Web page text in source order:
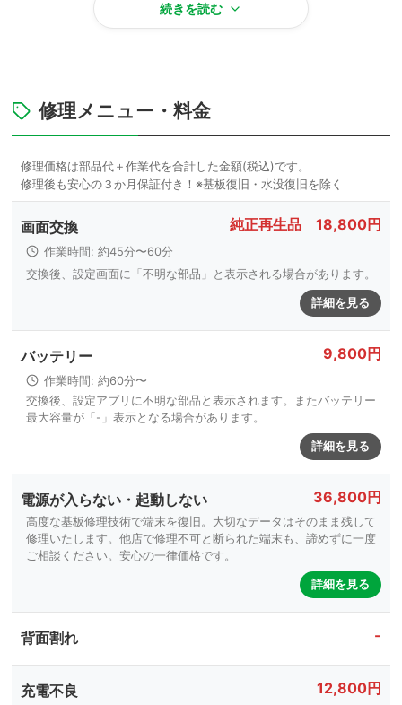
187g
本体カラー
シルバー, グラファイト, ゴールド, パシフ
ィックブルー
続きを読む
修理メニュー・料金
画面交換 純正再生品 18,800円
作業時間: 約45分〜60分
交換後、設定画面に「不明な部品」と表示される場合があります。
詳細を見る
バッテリー 9,800円
作業時間: 約60分〜
交換後、設定アプリに不明な部品と表示されます。またバッテリー
最大容量が「-」表示となる場合があります。
詳細を見る
電源が入らない・起動しない 36,800円
高度な基板修理技術で端末を復旧。大切なデータはそのまま残して
修理いたします。他店で修理不可と断られた端末も、諦めずに一度
ご相談ください。安心の一律価格です。
詳細を見る
背面割れ -
充電不良 12,800円